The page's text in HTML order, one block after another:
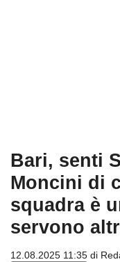
Bari, senti
Moncini di
squadra è
servono
12.08.2025 11:35 di